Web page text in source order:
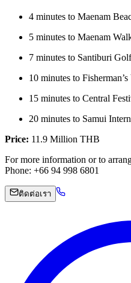
4 minutes to Maenam
5 minutes to Maenam
7 minutes to Santiburi
10 minutes to
15 minutes to Central
20 minutes to Samui
Price: 11.9 Million THB
For more information or to
Phone: +66 94 998 6801
ติดต่อเรา